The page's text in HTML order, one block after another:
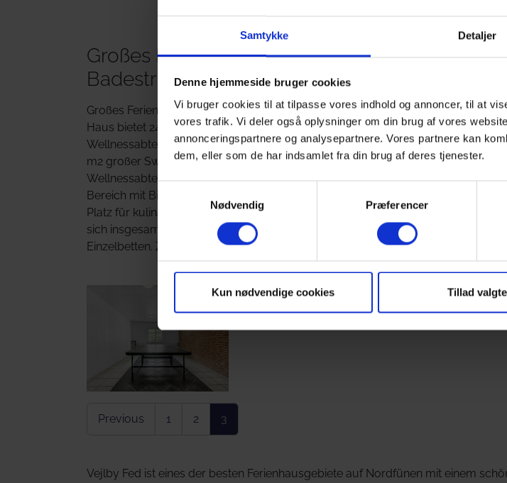
Samtykke Detaljer
Denne hjemmeside bruger cookies
Vi bruger cookies til at tilpasse vores indhold og annoncer, til at
vores trafik. Vi deler også oplysninger om din brug af vores
annonceringspartnere og analysepartnere. Vores partnere kan
dem, eller som de har indsamlet fra din brug af deres tjenester.
Samtykkevalg
Nødvendig
Præferencer
Kun nødvendige cookies Tillad valgte
Großes Ferienhaus mit eigenem "Badeland"
Badestrand
Großes Ferienhaus mit Swimmingpool im beliebten Ferienhausgebiet Vejlby
Haus bietet 24 Personen Platz und wurde 2013 renoviert. Es enthält einen
Wellnessabteilung, der zum Entspannen und zur Pflege von Körper und Seele
m2 großer Swimmingpool, ein Whirlpool und eine Sauna auf der „Insel“ in der
Wellnessabteilung eine Dusche. Im Wohnzimmer befinden sich eine große
Bereich mit Billard und Tischtennis. Zudem gibt es im Haus ein Esszimmer mit
Platz für kulinarische Experimente und ein Gefrierraum zur Aufbewahrung von
sich insgesamt 12 Schlafräume mit Dusche/WC; 6 Zimmer mit Doppelbett und 6
Einzelbetten. Zum Haus gehört eine Terrasse mit Gartenmöbeln und Grill.
Previous 1 2 3
Vejlby Fed ist eines der besten Ferienhausgebiete auf Nordfünen mit einem